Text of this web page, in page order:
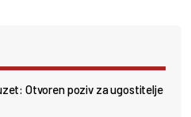
Otvoren poziv za ugostitelje